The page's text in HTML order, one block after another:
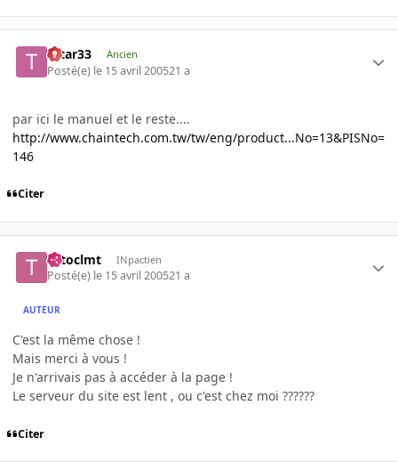
tatar33 Ancien
Posté(e) le 15 avril 200521 a
par ici le manuel et le reste....
http://www.chaintech.com.tw/tw/eng/product...No=13&PISNo=
146
Citer
totoclmt INpactien
Posté(e) le 15 avril 200521 a
AUTEUR
C'est la même chose !
Mais merci à vous !
Je n'arrivais pas à accéder à la page !
Le serveur du site est lent , ou c'est chez moi ??????
Citer